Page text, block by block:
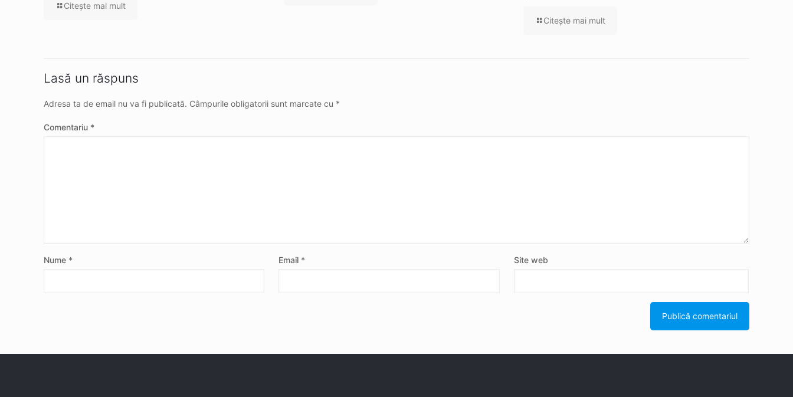
Citeşte mai mult
Citeşte mai mult
Lasă un răspuns
Adresa ta de email nu va fi publicată. Câmpurile obligatorii sunt marcate cu *
Comentariu *
Nume * Email * Site web